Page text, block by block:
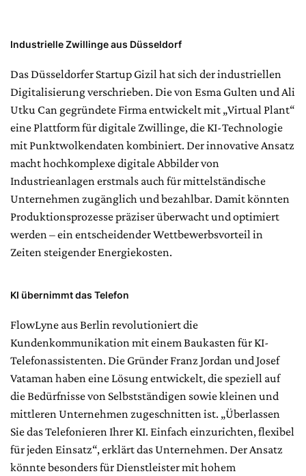
Industrielle Zwillinge aus Düsseldorf
Das Düsseldorfer Startup Gizil hat sich der industriellen
Digitalisierung verschrieben. Die von Esma Gulten und Ali
Utku Can gegründete Firma entwickelt mit „Virtual Plant“
eine Plattform für digitale Zwillinge, die KI-Technologie
mit Punktwolkendaten kombiniert. Der innovative Ansatz
macht hochkomplexe digitale Abbilder von
Industrieanlagen erstmals auch für mittelständische
Unternehmen zugänglich und bezahlbar. Damit könnten
Produktionsprozesse präziser überwacht und optimiert
werden – ein entscheidender Wettbewerbsvorteil in
Zeiten steigender Energiekosten.
KI übernimmt das Telefon
FlowLyne aus Berlin revolutioniert die
Kundenkommunikation mit einem Baukasten für KI-
Telefonassistenten. Die Gründer Franz Jordan und Josef
Vataman haben eine Lösung entwickelt, die speziell auf
die Bedürfnisse von Selbstständigen sowie kleinen und
mittleren Unternehmen zugeschnitten ist. „Überlassen
Sie das Telefonieren Ihrer KI. Einfach einzurichten, flexibel
für jeden Einsatz“, erklärt das Unternehmen. Der Ansatz
könnte besonders für Dienstleister mit hohem